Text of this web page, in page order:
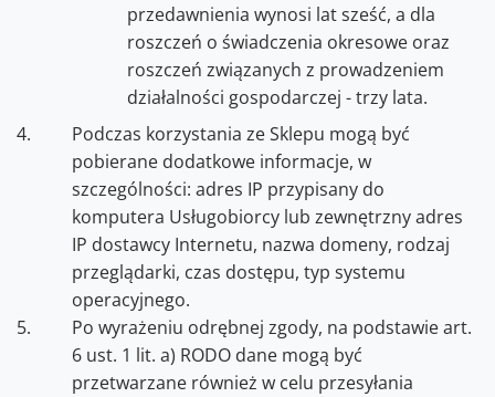
przedawnienia wynosi lat sześć, a dla
roszczeń o świadczenia okresowe oraz
roszczeń związanych z prowadzeniem
działalności gospodarczej - trzy lata.
Podczas korzystania ze Sklepu mogą być
pobierane dodatkowe informacje, w
szczególności: adres IP przypisany do
komputera Usługobiorcy lub zewnętrzny adres
IP dostawcy Internetu, nazwa domeny, rodzaj
przeglądarki, czas dostępu, typ systemu
operacyjnego.
Po wyrażeniu odrębnej zgody, na podstawie art.
6 ust. 1 lit. a) RODO dane mogą być
przetwarzane również w celu przesyłania